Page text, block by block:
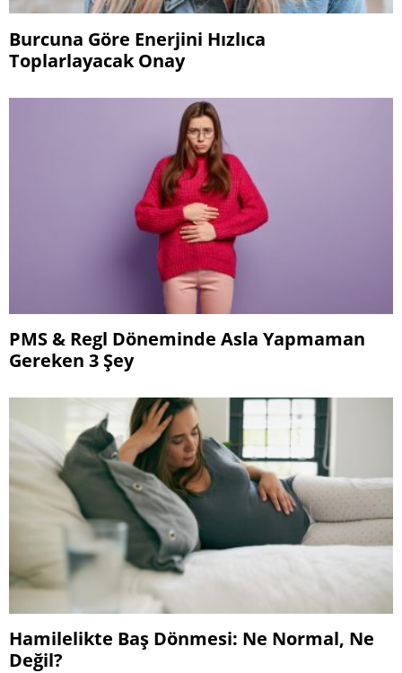
Burcuna Göre Enerjini Hızlıca
Toplarlayacak Onay
PMS & Regl Döneminde Asla Yapmaman
Gereken 3 Şey
Hamilelikte Baş Dönmesi: Ne Normal, Ne
Değil?